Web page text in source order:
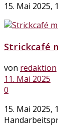
15. Mai
Strickcafé
von redaktion
11. Mai 2025
0
15. Mai